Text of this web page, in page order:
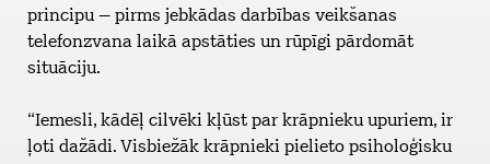
principu – pirms jebkādas darbības veikšanas
telefonzvana laikā apstāties un rūpīgi pārdomāt
situāciju.
“Iemesli, kādēļ cilvēki kļūst par krāpnieku upuriem, ir
ļoti dažādi. Visbiežāk krāpnieki pielieto psiholoģisku